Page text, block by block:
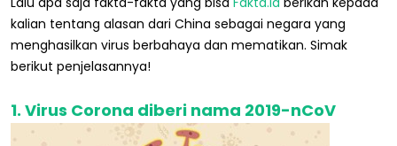
kalian tentang alasan dari China sebagai negara yang
menghasilkan virus berbahaya dan mematikan. Simak
berikut penjelasannya!
1. Virus Corona diberi nama 2019-nCoV